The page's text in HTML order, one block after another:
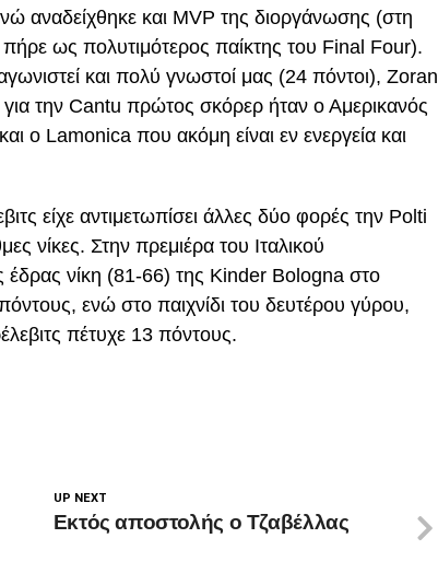
αναδείχθηκε και MVP της διοργάνωσης (στη
ως πολυτιμότερος παίκτης του Final Four).
και πολύ γνωστοί μας (24 πόντοι), Zoran
την Cantu πρώτος σκόρερ ήταν ο Αμερικανός
ο Lamonica που ακόμη είναι εν ενεργεία και
είχε αντιμετωπίσει άλλες δύο φορές την Polti
νίκες. Στην πρεμιέρα του Ιταλικού
νίκη (81-66) της Kinder Bologna στο
ενώ στο παιχνίδι του δευτέρου γύρου,
πέτυχε 13 πόντους.
UP NEXT
Εκτός αποστολής ο Τζαβέλλας